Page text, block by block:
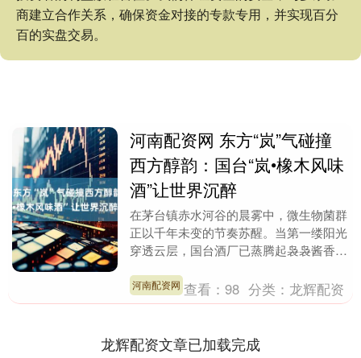
商建立合作关系，确保资金对接的专款专用，并实现百分
百的实盘交易。
河南配资网 东方“岚”气碰撞
西方醇韵：国台“岚•橡木风味
酒”让世界沉醉
在茅台镇赤水河谷的晨雾中，微生物菌群
正以千年未变的节奏苏醒。当第一缕阳光
穿透云层，国台酒厂已蒸腾起袅袅酱香—
着一场东西方酿造....
河南配资网 查看：98 分类： 龙辉配资
龙辉配资文章已加载完成